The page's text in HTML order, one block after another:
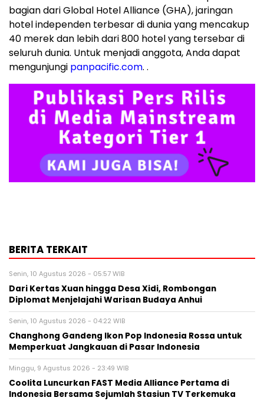
bagian dari Global Hotel Alliance (GHA), jaringan
hotel independen terbesar di dunia yang mencakup
40 merek dan lebih dari 800 hotel yang tersebar di
seluruh dunia. Untuk menjadi anggota, Anda dapat
mengunjungi panpacific.com. .
BERITA TERKAIT
Senin, 10 Agustus 2026 - 05:57 WIB
Dari Kertas Xuan hingga Desa Xidi, Rombongan
Diplomat Menjelajahi Warisan Budaya Anhui
Senin, 10 Agustus 2026 - 04:22 WIB
Changhong Gandeng Ikon Pop Indonesia Rossa untuk
Memperkuat Jangkauan di Pasar Indonesia
Minggu, 9 Agustus 2026 - 23:49 WIB
Coolita Luncurkan FAST Media Alliance Pertama di
Indonesia Bersama Sejumlah Stasiun TV Terkemuka